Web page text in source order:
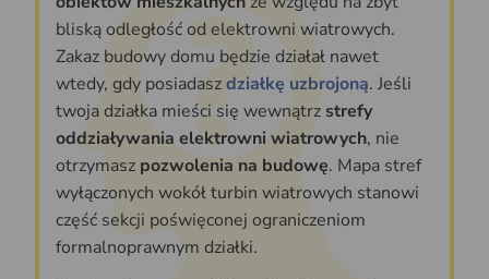
bliską odległość od elektrowni wiatrowych.
Zakaz budowy domu będzie działał nawet
wtedy, gdy posiadaszdziałkę uzbrojoną. Jeśli
twoja działka mieści się wewnątrz strefy
oddziaływania elektrowni wiatrowych, nie
otrzymasz pozwolenia na budowę. Mapa stref
wyłączonych wokół turbin wiatrowych stanowi
część sekcji poświęconej ograniczeniom
formalnoprawnym działki.